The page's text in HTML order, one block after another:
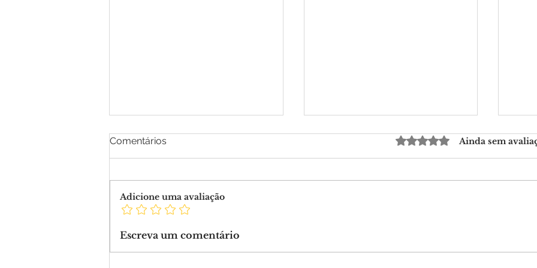
Canopy anunciou a
Comentários Avaliado com 0 de 5
Ainda sem
Adicione uma avaliação
Escreva um comentário